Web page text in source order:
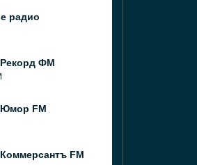
радио
ФМ
FM
FM